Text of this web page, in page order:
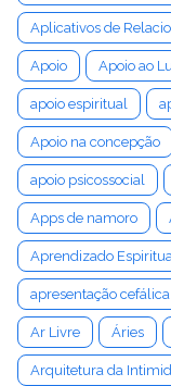
Aplicativos de
Apoio Apoio ao
apoio espiritual
Apoio na concepção
apoio psicossocial
Apps de namoro
Aprendizado
apresentação cefálica
Ar Livre Áries
Arquitetura da